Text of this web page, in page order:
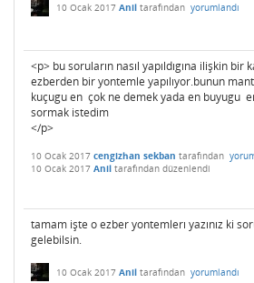
10 Ocak 2017 Anil tarafından yorumlandı
<p> bu soruların nasıl yapıldıgına ilişkin
ezberden bir yontemle yapılıyor.bunun
kuçugu en çok ne demek yada en buyugu
sormak istedim
</p>
10 Ocak 2017 cengizhan sekban tarafından
10 Ocak 2017 Anil tarafından düzenlendi
tamam işte o ezber yontemlerı yazınız ki
gelebilsin.
10 Ocak 2017 Anil tarafından yorumlandı